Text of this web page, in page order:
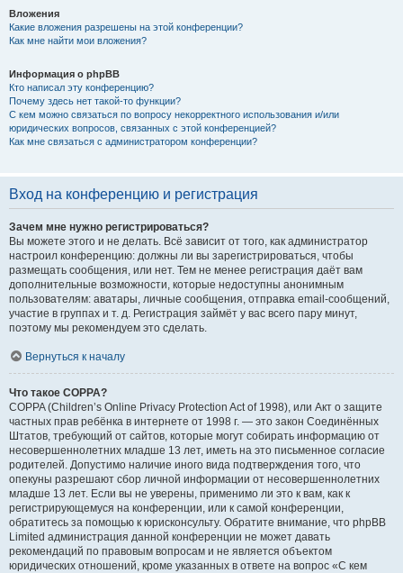
Вложения
Какие вложения разрешены на этой конференции?
Как мне найти мои вложения?
Информация о phpBB
Кто написал эту конференцию?
Почему здесь нет такой-то функции?
С кем можно связаться по вопросу некорректного использования и/или
юридических вопросов, связанных с этой конференцией?
Как мне связаться с администратором конференции?
Вход на конференцию и регистрация
Зачем мне нужно регистрироваться?
Вы можете этого и не делать. Всё зависит от того, как администратор
настроил конференцию: должны ли вы зарегистрироваться, чтобы
размещать сообщения, или нет. Тем не менее регистрация даёт вам
дополнительные возможности, которые недоступны анонимным
пользователям: аватары, личные сообщения, отправка email-сообщений,
участие в группах и т. д. Регистрация займёт у вас всего пару минут,
поэтому мы рекомендуем это сделать.
Вернуться к началу
Что такое COPPA?
COPPA (Children’s Online Privacy Protection Act of 1998), или Акт о защите
частных прав ребёнка в интернете от 1998 г. — это закон Соединённых
Штатов, требующий от сайтов, которые могут собирать информацию от
несовершеннолетних младше 13 лет, иметь на это письменное согласие
родителей. Допустимо наличие иного вида подтверждения того, что
опекуны разрешают сбор личной информации от несовершеннолетних
младше 13 лет. Если вы не уверены, применимо ли это к вам, как к
регистрирующемуся на конференции, или к самой конференции,
обратитесь за помощью к юрисконсульту. Обратите внимание, что phpBB
Limited администрация данной конференции не может давать
рекомендаций по правовым вопросам и не является объектом
юридических отношений, кроме указанных в ответе на вопрос «С кем